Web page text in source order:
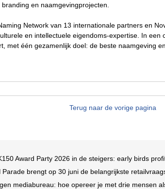
en naamgevingprojecten.
Network van 13 internationale partners en
en intellectuele eigendoms-expertise. In een
met één gezamenlijk doel: de beste naamgeving
Terug naar de vorige pagina
Award Party 2026 in de steigers: early birds
Parade brengt op 30 juni de belangrijkste
mediabureau: hoe opereer je met drie mensen